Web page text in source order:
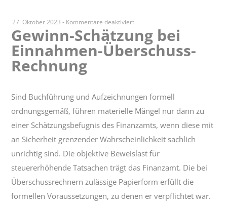
27. Oktober 2023 - Kommentare deaktiviertfür
Gewinn-
Schätzung
bei
Gewinn-Schätzung bei
Einnahmen-Überschuss-
Rechnung
Sind Buchführung und Aufzeichnungen formell
ordnungsgemäß, führen materielle Mängel nur dann zu
einer Schätzungsbefugnis des Finanzamts, wenn diese mit
an Sicherheit grenzender Wahrscheinlichkeit sachlich
unrichtig sind. Die objektive Beweislast für
steuererhöhende Tatsachen trägt das Finanzamt. Die bei
Überschussrechnern zulässige Papierform erfüllt die
formellen Voraussetzungen, zu denen er verpflichtet war.